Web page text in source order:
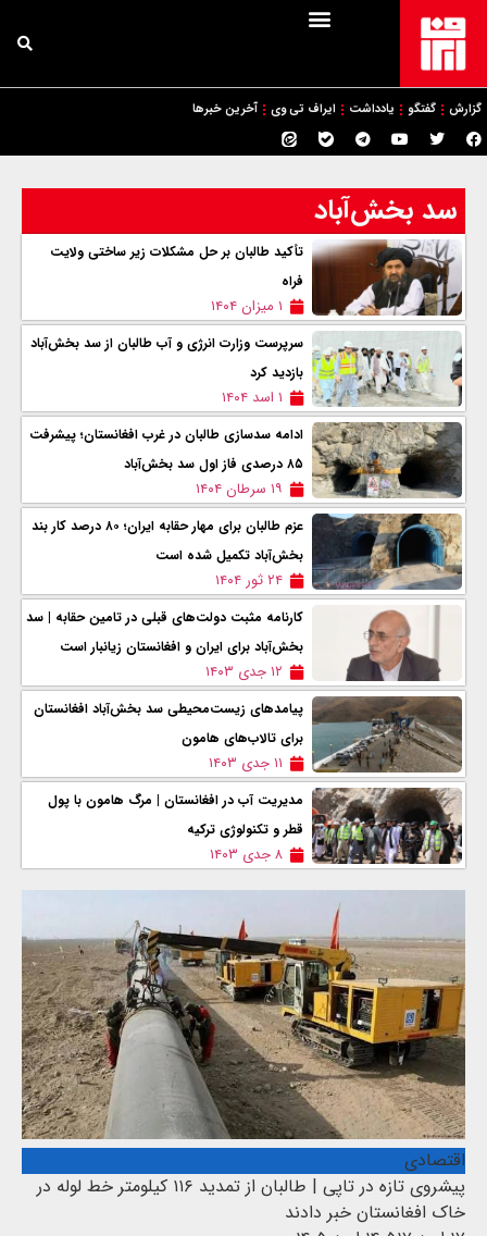
گزارش گفتگو یادداشت ایراف تی وی آخرین خبرها
سد بخش‌آباد
تأکید طالبان بر حل مشکلات زیر ساختی ولایت
فراه
۱ میزان ۱۴۰۴
سرپرست وزارت انرژی و آب طالبان از سد بخش‌آباد
بازدید کرد
۱ اسد ۱۴۰۴
ادامه سدسازی طالبان در غرب افغانستان؛ پیشرفت
۸۵ درصدی فاز اول سد بخش‌آباد
۱۹ سرطان ۱۴۰۴
عزم طالبان برای مهار حقابه ایران؛ ۸۰ درصد کار بند
بخش‌آباد تکمیل شده است
۲۴ ثور ۱۴۰۴
کارنامه مثبت دولت‌های قبلی در تامین حقابه | سد
بخش‌آباد برای ایران و افغانستان زیانبار است
۱۲ جدی ۱۴۰۳
پیامدهای زیست‌محیطی سد بخش‌آباد افغانستان
برای تالاب‌های هامون
۱۱ جدی ۱۴۰۳
مدیریت آب در افغانستان | مرگ هامون با پول
قطر و تکنولوژی ترکیه
۸ جدی ۱۴۰۳
اقتصادی
پیشروی تازه در تاپی | طالبان از تمدید ۱۱۶ کیلومتر خط لوله در
خاک افغانستان خبر دادند